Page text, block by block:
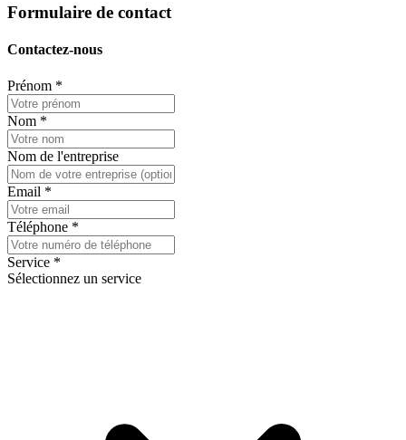
Formulaire de contact
Contactez-nous
Prénom *
Nom *
Nom de l'entreprise
Email *
Téléphone *
Service *
Sélectionnez un service